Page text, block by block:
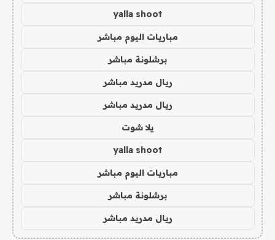
yalla shoot
مباريات اليوم مباشر
برشلونة مباشر
ريال مدريد مباشر
ريال مدريد مباشر
يلا شوت
yalla shoot
مباريات اليوم مباشر
برشلونة مباشر
ريال مدريد مباشر